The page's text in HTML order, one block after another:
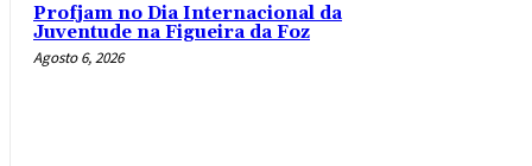
Profjam no Dia Internacional da
Juventude na Figueira da Foz
Agosto 6, 2026